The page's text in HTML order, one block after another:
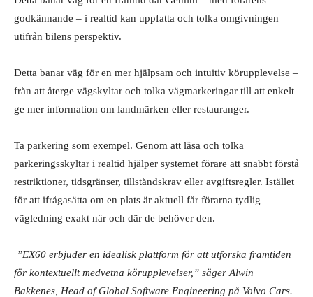
godkännande – i realtid kan uppfatta och tolka omgivningen
utifrån bilens perspektiv.
Detta banar väg för en mer hjälpsam och intuitiv körupplevelse –
från att återge vägskyltar och tolka vägmarkeringar till att enkelt
ge mer information om landmärken eller restauranger.
Ta parkering som exempel. Genom att läsa och tolka
parkeringsskyltar i realtid hjälper systemet förare att snabbt förstå
restriktioner, tidsgränser, tillståndskrav eller avgiftsregler. Istället
för att ifrågasätta om en plats är aktuell får förarna tydlig
vägledning exakt när och där de behöver den.
”EX60 erbjuder en idealisk plattform för att utforska framtiden
för kontextuellt medvetna körupplevelser,” säger Alwin
Bakkenes, Head of Global Software Engineering på Volvo Cars.